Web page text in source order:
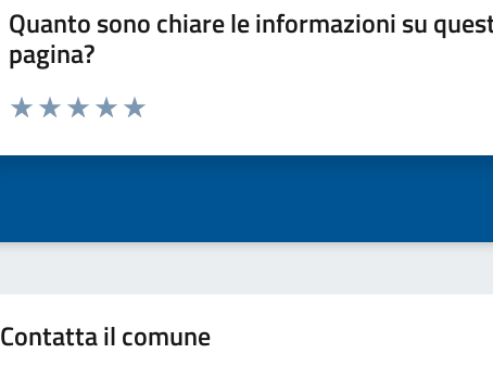
Quanto sono chiare le informazioni su
pagina?
Valuta da 1 a 5 stelle la pagina
Contatta il comune